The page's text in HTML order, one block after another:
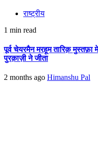
राष्ट्रीय
1 min read
पूर्व चेयरमैन मरहूम तारिक़ मुस्तफ़ा
पुरक़ाज़ी ने जीता
2 months ago Himanshu Pal